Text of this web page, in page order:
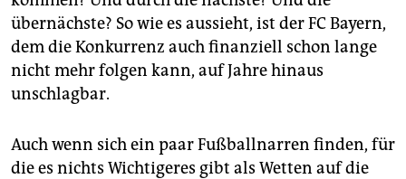
übernächste? So wie es aussieht, ist der FC Bayern,
dem die Konkurrenz auch finanziell schon lange
nicht mehr folgen kann, auf Jahre hinaus
unschlagbar.
Auch wenn sich ein paar Fußballnarren finden, für
die es nichts Wichtigeres gibt als Wetten auf die